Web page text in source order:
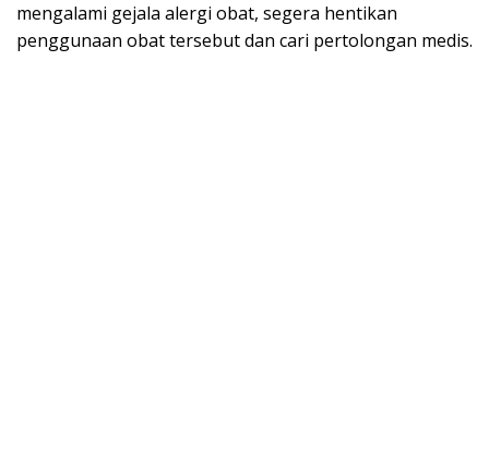
mengalami gejala alergi obat, segera hentikan
penggunaan obat tersebut dan cari pertolongan medis.